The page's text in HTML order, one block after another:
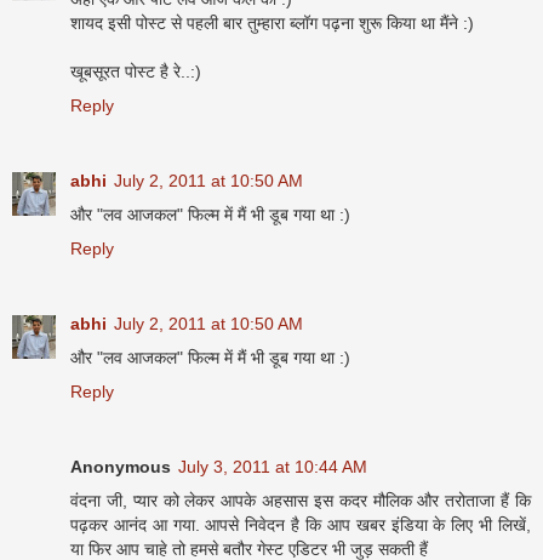
शायद इसी पोस्ट से पहली बार तुम्हारा ब्लॉग पढ़ना शुरू किया था मैंने :)
खूबसूरत पोस्ट है रे..:)
Reply
abhi July 2, 2011 at 10:50 AM
और "लव आजकल" फिल्म में मैं भी डूब गया था :)
Reply
abhi July 2, 2011 at 10:50 AM
और "लव आजकल" फिल्म में मैं भी डूब गया था :)
Reply
Anonymous July 3, 2011 at 10:44 AM
वंदना जी, प्यार को लेकर आपके अहसास इस कदर मौलिक और तरोताजा हैं कि
पढ़कर आनंद आ गया. आपसे निवेदन है कि आप खबर इंडिया के लिए भी लिखें,
या फिर आप चाहे तो हमसे बतौर गेस्ट एडिटर भी जुड़ सकती हैं